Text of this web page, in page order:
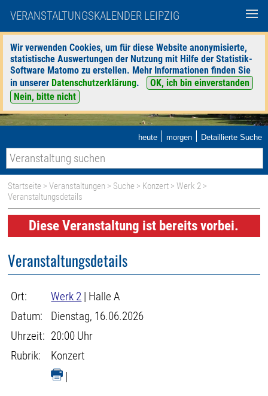
VERANSTALTUNGSKALENDER LEIPZIG
Wir verwenden Cookies, um für diese Website anonymisierte,
statistische Auswertungen der Nutzung mit Hilfe der Statistik-
Software Matomo zu erstellen. Mehr Informationen finden Sie
in unserer Datenschutzerklärung.
OK, ich bin einverstanden
Nein, bitte nicht
heute | morgen | Detaillierte Suche
Startseite >Veranstaltungen > Suche > Konzert >Werk 2 >
Veranstaltungsdetails
Diese Veranstaltung ist bereits vorbei.
Veranstaltungsdetails
Ort: Werk 2 | Halle A
Datum:
Dienstag, 16.06.2026
Uhrzeit: 20:00 Uhr
Rubrik:
Konzert
|